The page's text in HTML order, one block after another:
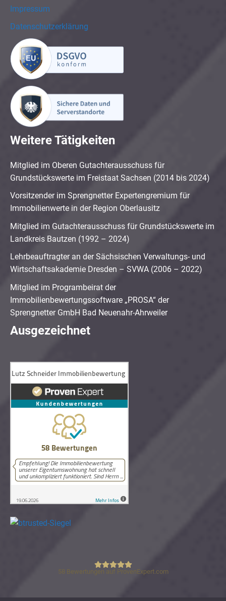
Impressum
Datenschutzerklärung
Weitere Tätigkeiten
Mitglied im Oberen Gutachterausschuss für
Grundstückswerte im Freistaat Sachsen (2014 bis 2024)
Vorsitzender im Sprengnetter Expertengremium für
Immobilienwerte in der Region Oberlausitz
Mitglied im Gutachterausschuss für Grundstückswerte im
Landkreis Bautzen (1992 – 2024)
Lehrbeauftragter an der Sächsischen Verwaltungs- und
Wirtschaftsakademie Dresden – SVWA (2006 – 2022)
Mitglied im Programbeirat der
Immobilienbewertungssoftware „PROSA“ der
Sprengnetter GmbH Bad Neuenahr-Ahrweiler
Ausgezeichnet
Lutz Schneider Immobilienbewertung
58 Bewertungen auf ProvenExpert.com